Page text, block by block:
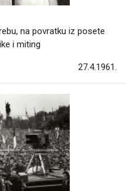
na povratku iz posete
i miting
27.4.1961.